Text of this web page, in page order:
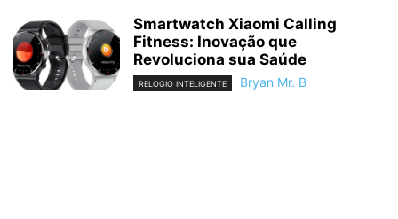
Smartwatch Xiaomi Calling
Fitness: Inovação que
Revoluciona sua Saúde
RELOGIO INTELIGENTE Bryan Mr. B